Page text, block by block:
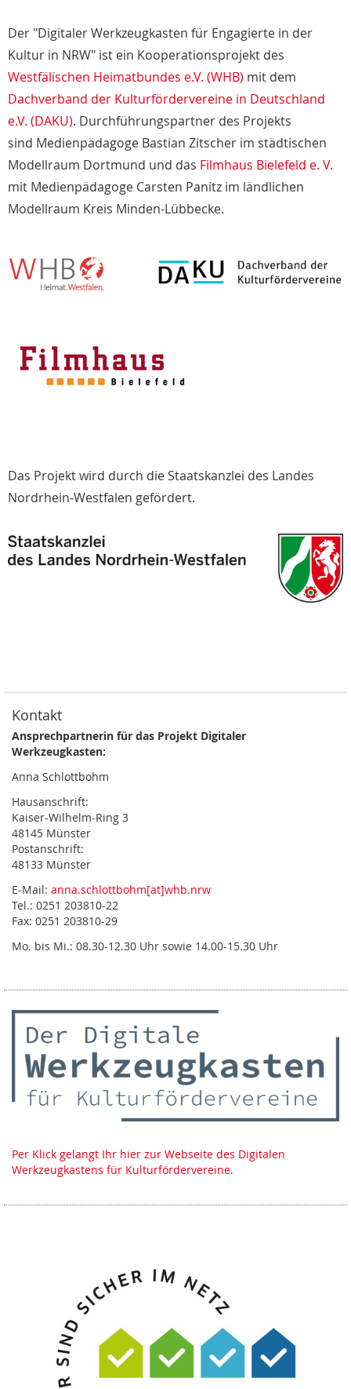
Der "Digitaler Werkzeugkasten für Engagierte in der
Kultur in NRW" ist ein Kooperationsprojekt des
Westfälischen Heimatbundes e.V. (WHB) mit dem
Dachverband der Kulturfördervereine in Deutschland
e.V. (DAKU). Durchführungspartner des Projekts
sind Medienpädagoge Bastian Zitscher im städtischen
Modellraum Dortmund und das Filmhaus Bielefeld e. V.
mit Medienpädagoge Carsten Panitz im ländlichen
Modellraum Kreis Minden-Lübbecke.
Das Projekt wird durch die Staatskanzlei des Landes
Nordrhein-Westfalen gefördert.
Kontakt
Ansprechpartnerin für das Projekt Digitaler
Werkzeugkasten:
Anna Schlottbohm
Hausanschrift:
Kaiser-Wilhelm-Ring 3
48145 Münster
Postanschrift:
48133 Münster
E-Mail: anna.schlottbohm[at]whb.nrw
Tel.: 0251 203810-22
Fax: 0251 203810-29
Mo. bis Mi.: 08.30-12.30 Uhr sowie 14.00-15.30 Uhr
Per Klick gelangt Ihr hier zur Webseite des Digitalen
Werkzeugkastens für Kulturfördervereine.